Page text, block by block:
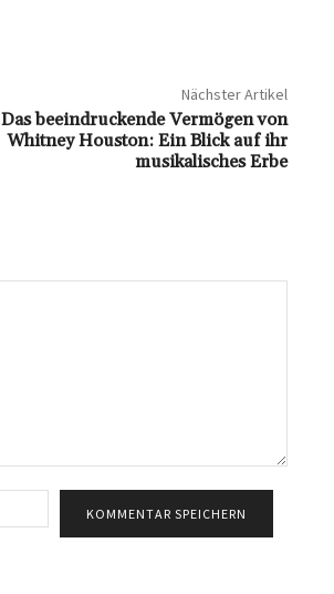
Nächster Artikel
Das beeindruckende Vermögen von
Whitney Houston: Ein Blick auf ihr
musikalisches Erbe
Mail:*